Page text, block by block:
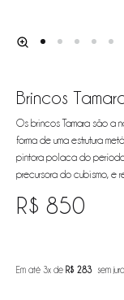
Brincos
Os brincos Tamara são a
forma de uma estrutura
pintora polaca do
precursora do cubismo, e
R$ 850
Em até 3x de R$ 283 sem